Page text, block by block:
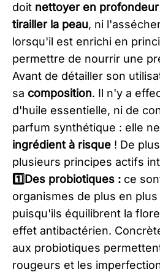
doit nettoyer en
tirailler la peau, ni
lorsqu'il est enrichi en
permettre de nourrir une
Avant de détailler son
sa composition. Il n'y a
d'huile essentielle, ni de
parfum synthétique : elle
ingrédient à risque ! De
plusieurs principes actifs
1️⃣Des probiotiques : ce
organismes de plus en
puisqu'ils équilibrent la
effet antibactérien.
aux probiotiques
rougeurs et les